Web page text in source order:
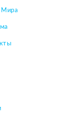
Мира